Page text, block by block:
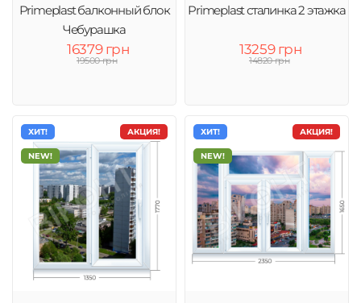
Primeplast балконный блок
Чебурашка
16379 грн
19500 грн
Primeplast сталинка 2 этажка
13259 грн
14820 грн
АКЦИЯ!
ХИТ!
NEW!
АКЦИЯ!
ХИТ!
NEW!